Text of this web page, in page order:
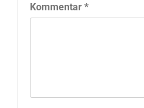
Kommentar *